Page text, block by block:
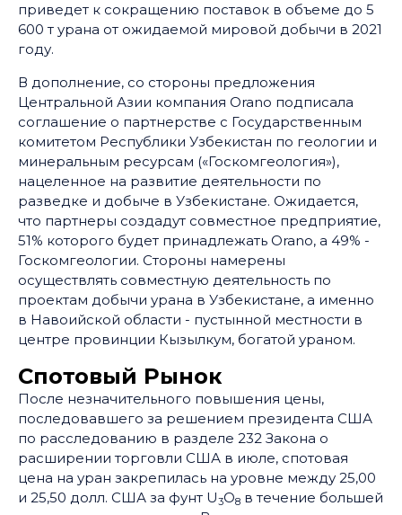
приведет к сокращению поставок в объеме до 5
600 т урана от ожидаемой мировой добычи в 2021
году.
В дополнение, со стороны предложения
Центральной Азии компания Оrano подписала
соглашение о партнерстве с Государственным
комитетом Республики Узбекистан по геологии и
минеральным ресурсам («Госкомгеология»),
нацеленное на развитие деятельности по
разведке и добыче в Узбекистане. Ожидается,
что партнеры создадут совместное предприятие,
51% которого будет принадлежать Orano, а 49% -
Госкомгеологии. Стороны намерены
осуществлять совместную деятельность по
проектам добычи урана в Узбекистане, а именно
в Навоийской области - пустынной местности в
центре провинции Кызылкум, богатой ураном.
Спотовый Рынок
После незначительного повышения цены,
последовавшего за решением президента США
по расследованию в разделе 232 Закона о
расширении торговли США в июле, спотовая
цена на уран закрепилась на уровне между 25,00
и 25,50 долл. США за фунт U3O8 в течение большей